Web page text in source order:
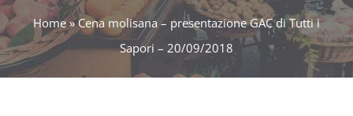
Home»Cena molisana – presentazione GAC di Tutti i
Sapori – 20/09/2018